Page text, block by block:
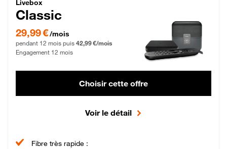
Livebox Classic Fibre
Livebox
Classic
29,99 € par mois pendant 12 mois puis 42,99 € par mois, Engagement 12 mois
29,99 €/mois
pendant 12 mois puis 42,99 €/mois
Engagement 12 mois
Choisir cette offre
Voir le détail
Fibre très rapide :